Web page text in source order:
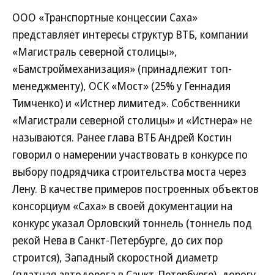
ООО «Транспортные концессии Саха»
представляет интересы структур ВТБ, компании
«Магистраль северной столицы»,
«Бамстроймеханизация» (принадлежит топ-
менеджменту), ОСК «Мост» (25% у Геннадия
Тимченко) и «Истнер лимитед». Собственники
«Магистрали северной столицы» и «Истнера» не
называются. Ранее глава ВТБ Андрей Костин
говорил о намерении участвовать в конкурсе по
выбору подрядчика строительства моста через
Лену. В качестве примеров построенных объектов
консорциум «Саха» в своей документации на
конкурс указал Орловский тоннель (тоннель под
рекой Нева в Санкт-Петербурге, до сих пор
строится), Западный скоростной диаметр